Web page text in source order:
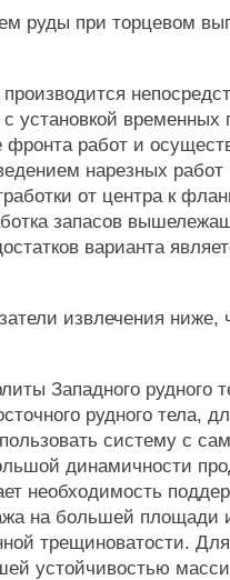
руды при торцевом
установкой временных
работ и
нарезных работ
от центра к
запасов
варианта
извлечения
Западного рудного
рудного тела,
систему с
динамичности
необходимость
на большей
трещиноватости.
устойчивостью